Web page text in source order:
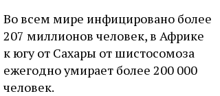
Во всем мире инфицировано более
207 миллионов человек, в Африке
к югу от Сахары от шистосомоза
ежегодно умирает более 200 000
человек.